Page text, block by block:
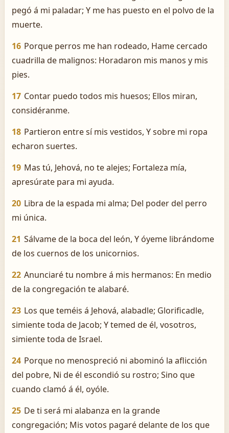
pegó á mi paladar; Y me has puesto en el polvo de la
muerte.
16 Porque perros me han rodeado, Hame cercado
cuadrilla de malignos: Horadaron mis manos y mis
pies.
17 Contar puedo todos mis huesos; Ellos miran,
considéranme.
18 Partieron entre sí mis vestidos, Y sobre mi ropa
echaron suertes.
19 Mas tú, Jehová, no te alejes; Fortaleza mía,
apresúrate para mi ayuda.
20 Libra de la espada mi alma; Del poder del perro
mi única.
21 Sálvame de la boca del león, Y óyeme librándome
de los cuernos de los unicornios.
22 Anunciaré tu nombre á mis hermanos: En medio
de la congregación te alabaré.
23 Los que teméis á Jehová, alabadle; Glorificadle,
simiente toda de Jacob; Y temed de él, vosotros,
simiente toda de Israel.
24 Porque no menospreció ni abominó la aflicción
del pobre, Ni de él escondió su rostro; Sino que
cuando clamó á él, oyóle.
25 De ti será mi alabanza en la grande
congregación; Mis votos pagaré delante de los que